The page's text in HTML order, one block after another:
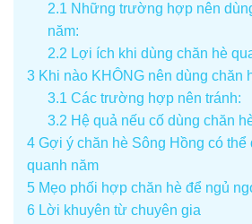
2.1 Những trường hợp nên
năm:
2.2 Lợi ích khi dùng chăn hè
3 Khi nào KHÔNG nên dùng chăn
3.1 Các trường hợp nên tránh:
3.2 Hệ quả nếu cố dùng chăn
4 Gợi ý chăn hè Sông Hồng có thể
quanh năm
5 Mẹo phối hợp chăn hè để ngủ
6 Lời khuyên từ chuyên gia